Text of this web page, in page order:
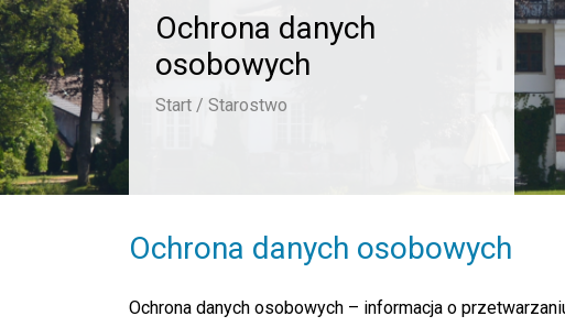
Ochrona danych
osobowych
Start / Starostwo
Ochrona danych osobowych
Ochrona danych osobowych – informacja o